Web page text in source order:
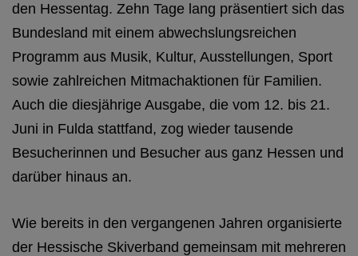
den Hessentag. Zehn Tage lang präsentiert sich das
Bundesland mit einem abwechslungsreichen
Programm aus Musik, Kultur, Ausstellungen, Sport
sowie zahlreichen Mitmachaktionen für Familien.
Auch die diesjährige Ausgabe, die vom 12. bis 21.
Juni in Fulda stattfand, zog wieder tausende
Besucherinnen und Besucher aus ganz Hessen und
darüber hinaus an.
Wie bereits in den vergangenen Jahren organisierte
der Hessische Skiverband gemeinsam mit mehreren